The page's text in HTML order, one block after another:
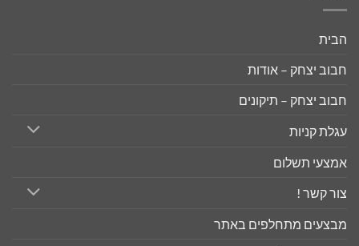
הבית
חבוב יצחק – אודות
חבוב יצחק – תיקונים
עגלת קניות
אמצעי תשלום
צור קשר !
מבצעים מתחלפים באתר